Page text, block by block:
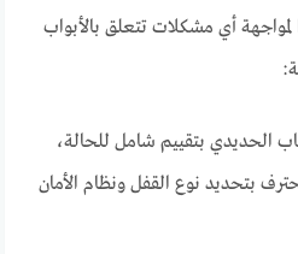
أي مشكلات تتعلق بالأبواب
الحديدي بتقييم شامل للحالة،
بتحديد نوع القفل ونظام الأمان